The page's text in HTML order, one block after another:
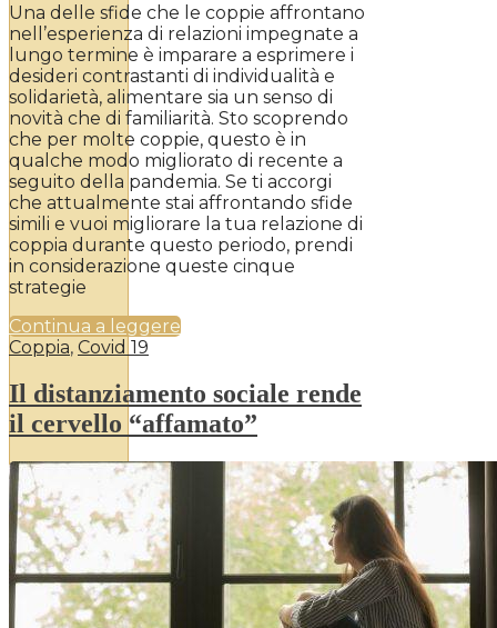
Una delle sfide che le coppie affrontano
nell’esperienza di relazioni impegnate a
lungo termine è imparare a esprimere i
desideri contrastanti di individualità e
solidarietà, alimentare sia un senso di
novità che di familiarità. Sto scoprendo
che per molte coppie, questo è in
qualche modo migliorato di recente a
seguito della pandemia. Se ti accorgi
che attualmente stai affrontando sfide
simili e vuoi migliorare la tua relazione di
coppia durante questo periodo, prendi
in considerazione queste cinque
strategie
Continua a leggere
Coppia, Covid 19
Il distanziamento sociale rende
il cervello “affamato”